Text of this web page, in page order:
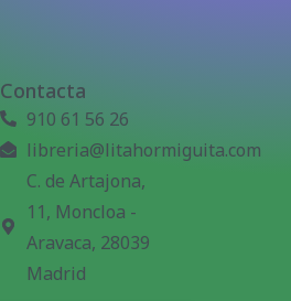
Contacta
910 61 56 26
libreria@litahormiguita.com
C. de Artajona,
11, Moncloa -
Aravaca, 28039
Madrid